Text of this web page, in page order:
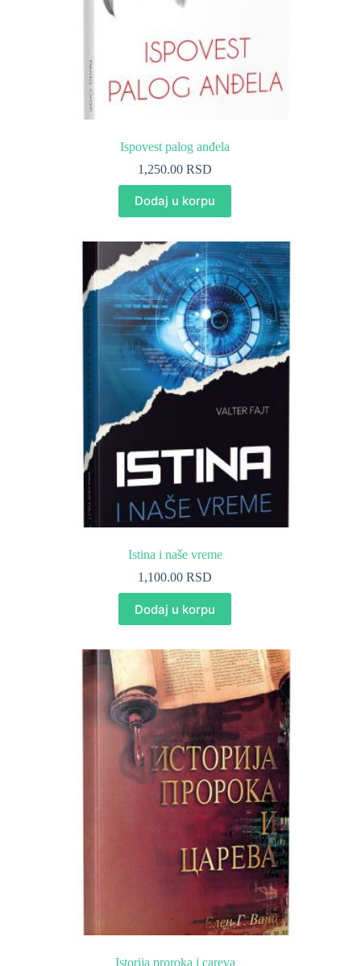
Ispovest palog anđela
1,250.00RSD
Dodaj u korpu
Istina i naše vreme
1,100.00RSD
Dodaj u korpu
Istorija proroka i careva